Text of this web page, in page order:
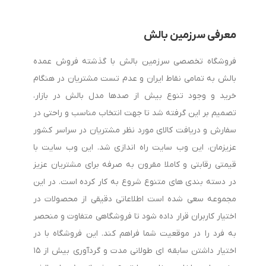
هنگام خرید بالش طبی به چه نکاتی توجه کنیم؟
برای انتخاب بهترین بالش طبی باید چند عامل مهم را در نظر
بالش‌های مموری فوم به دلیل قابلیت تطبیق با فرم سر و گردن،
ساخته شده‌اند که دوام و تهویه مناسبی ارائه می‌دهند.
ارتفاع بالش باید متناسب با وضعیت خواب شما باشد. افرادی که به
پهلو می‌خوابند معمولاً به بالش بلندتر نیاز دارند، در حالی که
معرفی سرزمین بالش
فروشگاه تخصصی سرزمین بالش با گذشته فروش عمده
بالش به تمامی نقاط ایران و عدم تست مشتریان در هنگام
خرید و وجود تنوع بیش از صدها مدل بالش در بازار،
تصمیم بر این گرفته شد تا جهت انتخاب مناسب و راحتی در
سفارش و دریافت کالای مورد نظر مشتریان در سراسر کشور
عزیزمان، این وب سایت راه اندازی شد. این وب سایت با
قیمتی رقابتی و کاملا مقرون به صرفه برای مشتریان عزیز
در دسته بندی های متنوع شروع به کار کرده است. در این
مجموعه سعی شده است اطلاعاتی دقیقی از محصولات در
اختیار کاربران قرار داده شود تا فروشگاهی متفاوت و منحصر
به فرد را در موقعیت شما فراهم کند. این فروشگاه با در
اختیار داشتن سابقه ای طولانی مدت و گردآوری بیش از ۱۵